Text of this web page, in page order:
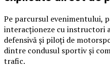
Pe parcursul evenimentului,
interacționeze cu instructori
defensivă și piloți de
dintre condusul sportiv și
trafic.